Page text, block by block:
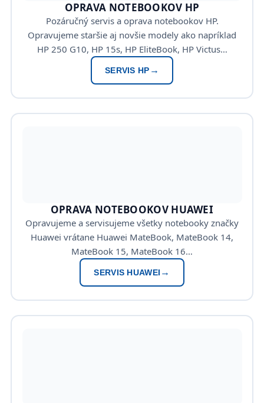
OPRAVA NOTEBOOKOV HP
Pozáručný servis a oprava notebookov HP.
Opravujeme staršie aj novšie modely ako napríklad
HP 250 G10, HP 15s, HP EliteBook, HP Victus…
SERVIS HP
OPRAVA NOTEBOOKOV HUAWEI
Opravujeme a servisujeme všetky notebooky značky
Huawei vrátane Huawei MateBook, MateBook 14,
MateBook 15, MateBook 16…
SERVIS HUAWEI